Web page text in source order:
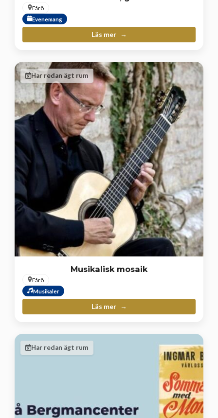
Fårö
Evenemang
Läs mer
Har redan ägt rum
Musikalisk mosaik
Fårö
Musikaler
Läs mer
Har redan ägt rum